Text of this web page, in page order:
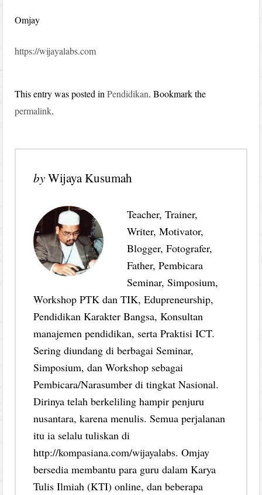
Omjay
https://wijayalabs.com
This entry was posted inPendidikan. Bookmark the
permalink.
byWijaya Kusumah
Teacher, Trainer,
Writer, Motivator,
Blogger, Fotografer,
Father, Pembicara
Seminar, Simposium,
Workshop PTK dan TIK, Edupreneurship,
Pendidikan Karakter Bangsa, Konsultan
manajemen pendidikan, serta Praktisi ICT.
Sering diundang di berbagai Seminar,
Simposium, dan Workshop sebagai
Pembicara/Narasumber di tingkat Nasional.
Dirinya telah berkeliling hampir penjuru
nusantara, karena menulis. Semua perjalanan
itu ia selalu tuliskan di
http://kompasiana.com/wijayalabs. Omjay
bersedia membantu para guru dalam Karya
Tulis Ilmiah (KTI) online, dan beberapa